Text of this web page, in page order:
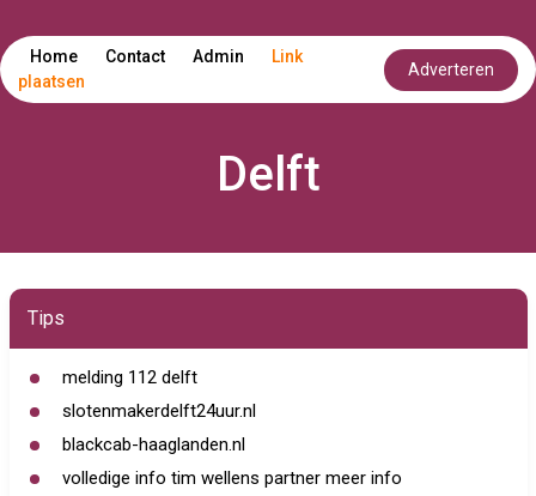
Home Contact Admin
Link
plaatsen
Adverteren
Delft
Tips
melding 112 delft
slotenmakerdelft24uur.nl
blackcab-haaglanden.nl
volledige info tim wellens partner meer info